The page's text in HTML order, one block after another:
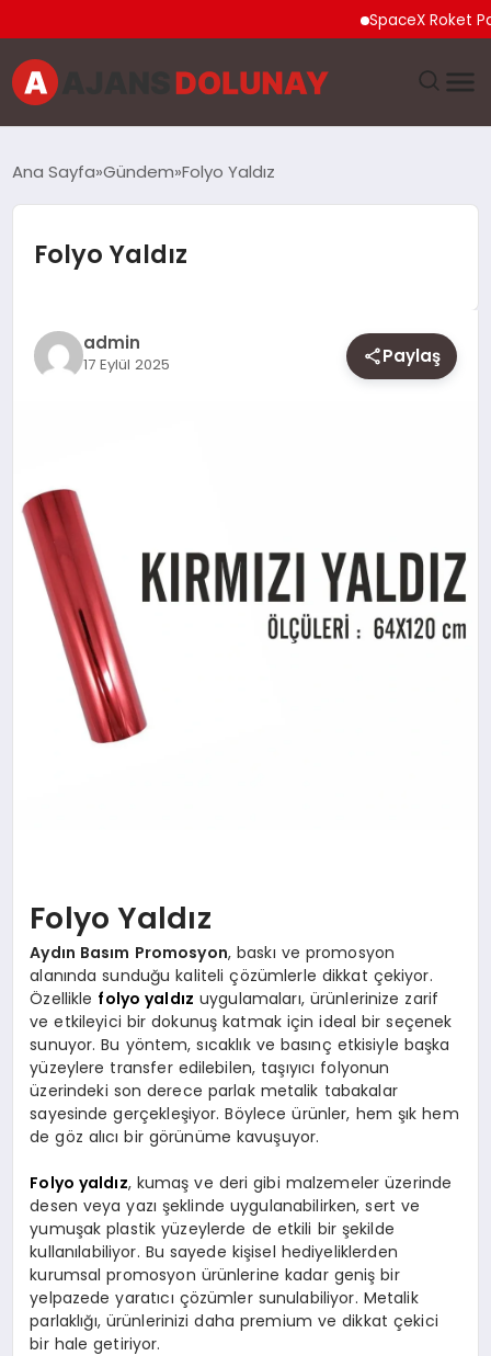
SpaceX Roket
EĞITIM
EKONOMI
GÜNCEL
SAĞLIK
SIYASET
SPOR
YAŞAM
Ana Sayfa Gündem Folyo Yaldız
Folyo Yaldız
admin
17 Eylül 2025 Paylaş
Folyo Yaldız
Aydın Basım Promosyon, baskı ve promosyon
alanında sunduğu kaliteli çözümlerle dikkat çekiyor.
Özellikle folyo yaldız uygulamaları, ürünlerinize zarif
ve etkileyici bir dokunuş katmak için ideal bir seçenek
sunuyor. Bu yöntem, sıcaklık ve basınç etkisiyle başka
yüzeylere transfer edilebilen, taşıyıcı folyonun
üzerindeki son derece parlak metalik tabakalar
sayesinde gerçekleşiyor. Böylece ürünler, hem şık hem
de göz alıcı bir görünüme kavuşuyor.
Folyo yaldız, kumaş ve deri gibi malzemeler üzerinde
desen veya yazı şeklinde uygulanabilirken, sert ve
yumuşak plastik yüzeylerde de etkili bir şekilde
kullanılabiliyor. Bu sayede kişisel hediyeliklerden
kurumsal promosyon ürünlerine kadar geniş bir
yelpazede yaratıcı çözümler sunulabiliyor. Metalik
parlaklığı, ürünlerinizi daha premium ve dikkat çekici
bir hale getiriyor.